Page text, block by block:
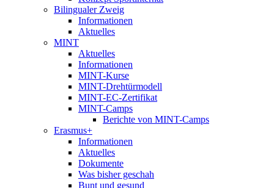
Bilingualer Zweig
Informationen
Aktuelles
MINT
Aktuelles
Informationen
MINT-Kurse
MINT-Drehtürmodell
MINT-EC-Zertifikat
MINT-Camps
Berichte von MINT-Camps
Erasmus+
Informationen
Aktuelles
Dokumente
Was bisher geschah
Bunt und gesund